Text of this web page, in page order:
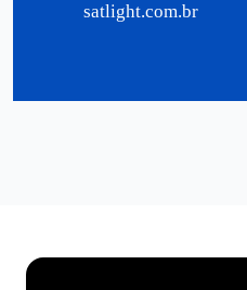
satlight.com.br